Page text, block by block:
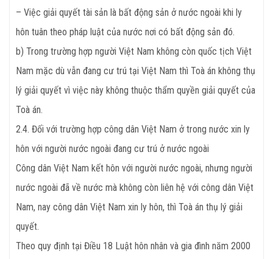
– Việc giải quyết tài sản là bất động sản ở nước ngoài khi ly
hôn tuân theo pháp luật của nước nơi có bất động sản đó.
b) Trong trường hợp người Việt Nam không còn quốc tịch Việt
Nam mặc dù vẫn đang cư trú tại Việt Nam thì Toà án không thụ
lý giải quyết vì việc này không thuộc thẩm quyền giải quyết của
Toà án.
2.4. Đối với trường hợp công dân Việt Nam ở trong nước xin ly
hôn với người nước ngoài đang cư trú ở nước ngoài
Công dân Việt Nam kết hôn với người nước ngoài, nhưng người
nước ngoài đã về nước mà không còn liên hệ với công dân Việt
Nam, nay công dân Việt Nam xin ly hôn, thì Toà án thụ lý giải
quyết.
Theo quy định tại Điều 18 Luật hôn nhân và gia đình năm 2000